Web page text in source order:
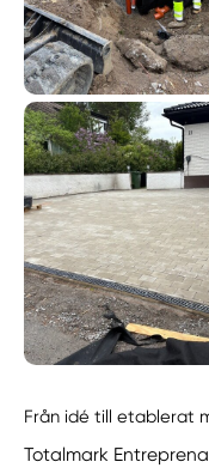
Från idé till etablerat
Totalmark